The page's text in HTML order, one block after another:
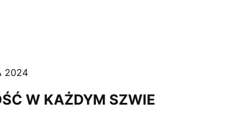
2024
W KAŻDYM SZWIE